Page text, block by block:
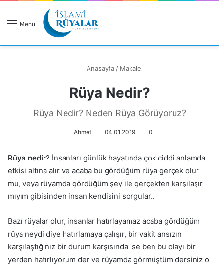
Menü
Anasayfa / Makale
Rüya Nedir?
Rüya Nedir? Neden Rüya Görüyoruz?
Ahmet 04.01.2019 0
Rüya nedir? İnsanları günlük hayatında çok ciddi anlamda
etkisi altına alır ve acaba bu gördüğüm rüya gerçek olur
mu, veya rüyamda gördüğüm şey ile gerçekten karşılaşır
mıyım gibisinden insan kendisini sorgular..
Bazı rüyalar olur, insanlar hatırlayamaz acaba gördüğüm
rüya neydi diye hatırlamaya çalışır, bir vakit ansızın
karşılaştığınız bir durum karşısında ise ben bu olayı bir
yerden hatırlıyorum der ve rüyamda görmüştüm dersiniz o
Rüyanızı Arayın